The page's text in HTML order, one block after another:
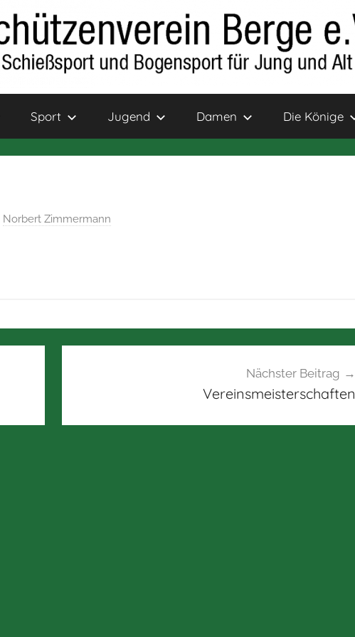
Sport Jugend Damen Die Könige
Norbert Zimmermann
Nächster Beitrag
Vereinsmeisterschaften